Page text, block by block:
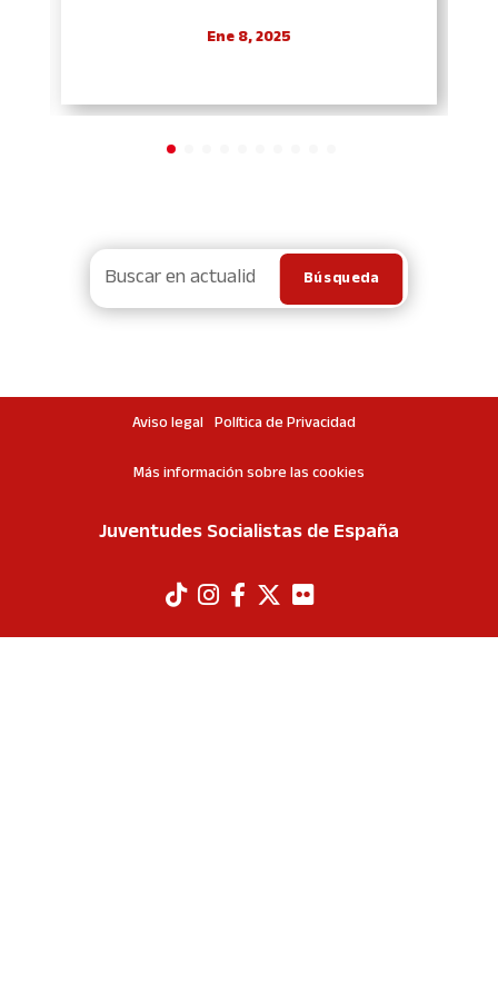
Ene 8, 2025
Aviso legal Política de Privacidad
Más información sobre las cookies
Juventudes Socialistas de España